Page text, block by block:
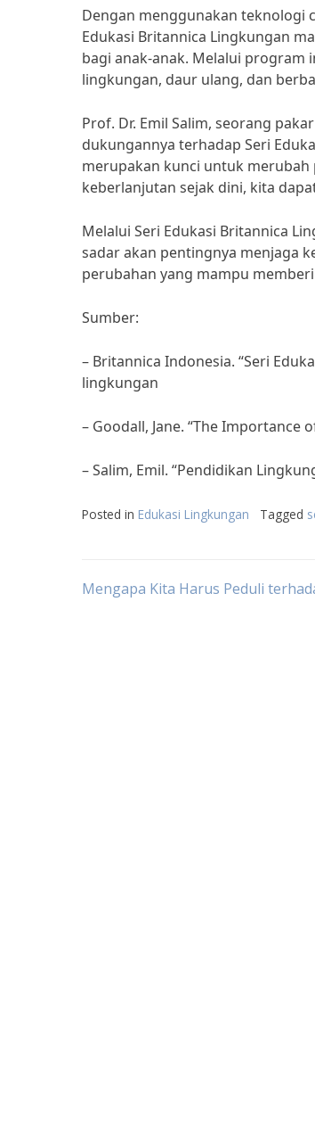
Dengan menggunakan teknologi
Edukasi Britannica Lingkungan
bagi anak-anak. Melalui program
lingkungan, daur ulang, dan
Prof. Dr. Emil Salim, seorang
dukungannya terhadap Seri
merupakan kunci untuk
keberlanjutan sejak dini, kita
Melalui Seri Edukasi Britannica
sadar akan pentingnya menjaga
perubahan yang mampu
Sumber:
– Britannica Indonesia. “Seri
lingkungan
– Goodall, Jane. “The
– Salim, Emil. “Pendidikan
Posted in Edukasi Lingkungan Tagged
Post
Mengapa Kita Harus Peduli